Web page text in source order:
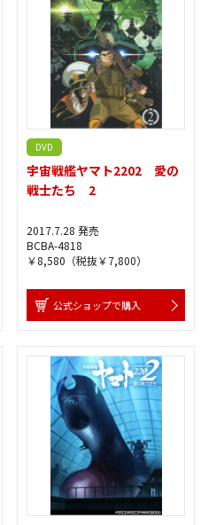
DVD
宇宙戦艦ヤマト2202 愛の
戦士たち 2
2017.7.28 発売
BCBA-4818
￥8,580（税抜￥7,800）
公式ショップで購入